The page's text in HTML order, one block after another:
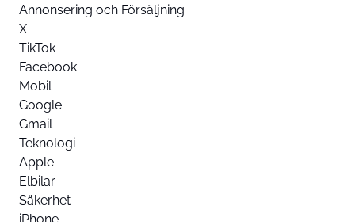
Annonsering och Försäljning
X
TikTok
Facebook
Mobil
Google
Gmail
Teknologi
Apple
Elbilar
Säkerhet